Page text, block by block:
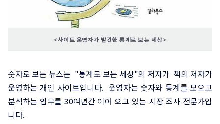
<사이트 운영자가 발간한 통계로 보는 세상>
숫자로 보는 뉴스는 "통계로 보는 세상"의 저자가 책의 저자가
운영하는 개인 사이트입니다. 운영자는 숫자와 통계를 모으고
분석하는 업무를 30여년간 이어 오고 있는 시장 조사 전문가입
니다.